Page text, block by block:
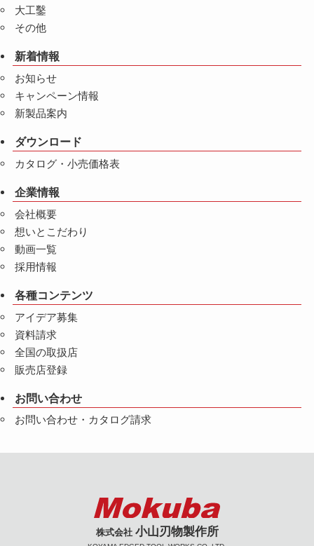
大工鑿
その他
新着情報
お知らせ
キャンペーン情報
新製品案内
ダウンロード
カタログ・小売価格表
企業情報
会社概要
想いとこだわり
動画一覧
採用情報
各種コンテンツ
アイデア募集
資料請求
全国の取扱店
販売店登録
お問い合わせ
お問い合わせ・カタログ請求
株式会社 小山刃物製作所